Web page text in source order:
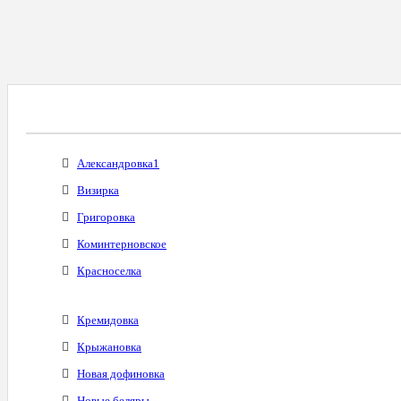
Александровка1
Визирка
Григоровка
Коминтерновское
Красноселка
Кремидовка
Крыжановка
Новая дофиновка